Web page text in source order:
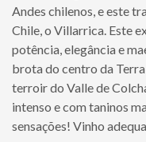
Andes chilenos, e este
Chile, o Villarrica. Este
potência, elegância e
brota do centro da
terroir do Valle de
intenso e com taninos
sensações! Vinho